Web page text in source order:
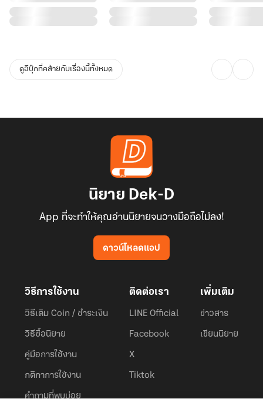
ดูอีบุ๊กที่คล้ายกับเรื่องนี้ทั้งหมด
นิยาย Dek-D
App ที่จะทำให้คุณอ่านนิยายจนวางมือถือไม่ลง!
ดาวน์โหลดแอป
วิธีการใช้งาน
วิธีเติม Coin / ชำระเงิน
วิธีซื้อนิยาย
คู่มือการใช้งาน
กติกาการใช้งาน
คำถามที่พบบ่อย
ติดต่อเรา
LINE Official
Facebook
X
Tiktok
เพิ่มเติม
ข่าวสาร
เขียนนิยาย